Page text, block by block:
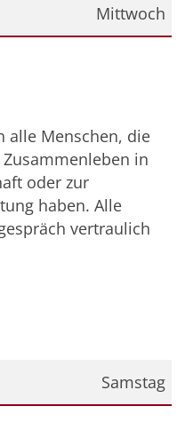
Mittwoch
alle Menschen, die
in
oder zur
haben. Alle
vertraulich
Samstag